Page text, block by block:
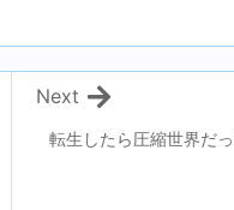
転生したら圧縮世界だ
Next